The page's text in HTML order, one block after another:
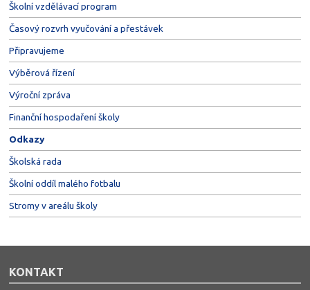
Školní vzdělávací program
Časový rozvrh vyučování a přestávek
Připravujeme
Výběrová řízení
Výroční zpráva
Finanční hospodaření školy
Odkazy
Školská rada
Školní oddíl malého fotbalu
Stromy v areálu školy
KONTAKT